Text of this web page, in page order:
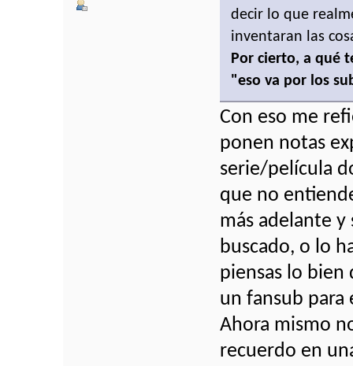
decir lo que
inventaran las
Por cierto, a qué
"eso va por los
Con eso me
ponen notas
serie/película
que no
más adelante y
buscado, o lo
piensas lo
un fansub para
Ahora mismo
recuerdo en